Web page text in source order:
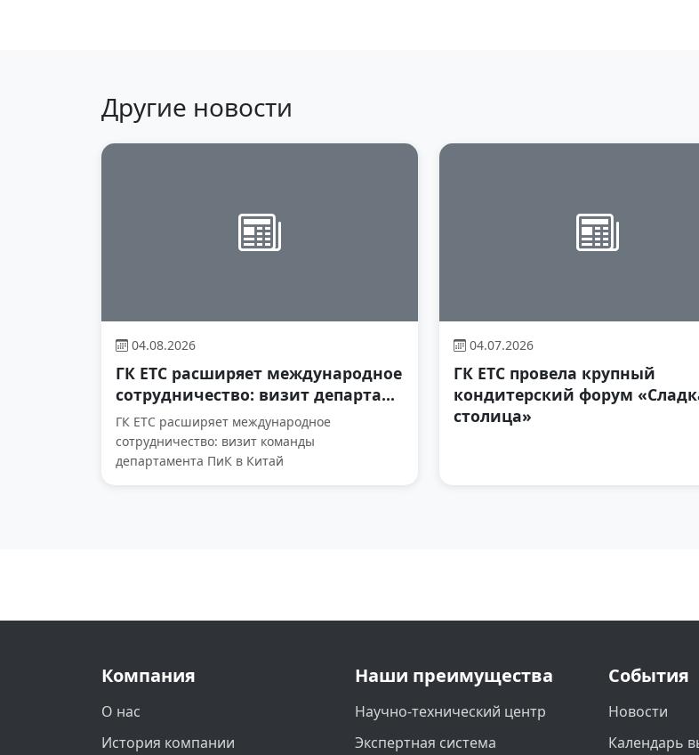
Другие новости
04.08.2026
ГК ЕТС расширяет международное
сотрудничество: визит департа...
ГК ЕТС расширяет международное
сотрудничество: визит команды
департамента ПиК в Китай
04.07.2026
ГК ЕТС провела крупный
кондитерский форум
столица»
Компания
О нас
История компании
Наши преимущества
Научно-технический центр
Экспертная система
События
Новости
Календарь